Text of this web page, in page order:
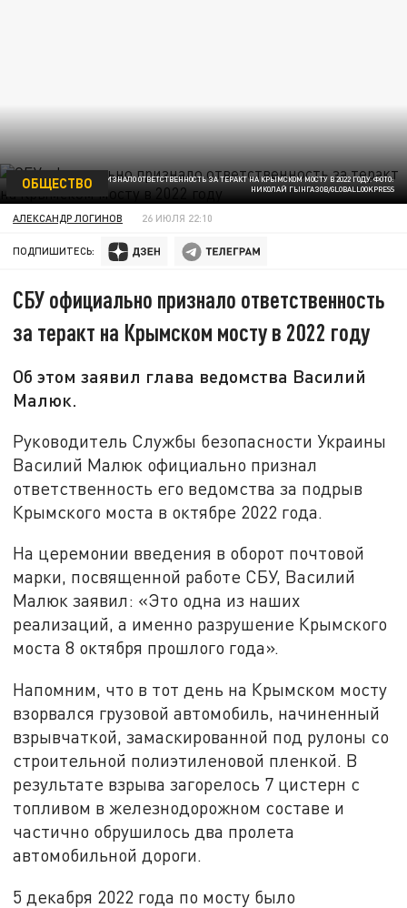
СБУ ОФИЦИАЛЬНО ПРИЗНАЛО ОТВЕТСТВЕННОСТЬ ЗА ТЕРАКТ НА КРЫМСКОМ МОСТУ В 2022 ГОДУ. ФОТО:
НИКОЛАЙ ГЫНГАЗОВ/GLOBALLOOKPRESS
ОБЩЕСТВО
АЛЕКСАНДР ЛОГИНОВ 26 ИЮЛЯ 22:10
ПОДПИШИТЕСЬ:
СБУ официально признало ответственность
за теракт на Крымском мосту в 2022 году
Об этом заявил глава ведомства Василий
Малюк.
Руководитель Службы безопасности Украины
Василий Малюк официально признал
ответственность его ведомства за подрыв
Крымского моста в октябре 2022 года.
На церемонии введения в оборот почтовой
марки, посвященной работе СБУ, Василий
Малюк заявил: «Это одна из наших
реализаций, а именно разрушение Крымского
моста 8 октября прошлого года».
Напомним, что в тот день на Крымском мосту
взорвался грузовой автомобиль, начиненный
взрывчаткой, замаскированной под рулоны со
строительной полиэтиленовой пленкой. В
результате взрыва загорелось 7 цистерн с
топливом в железнодорожном составе и
частично обрушилось два пролета
автомобильной дороги.
5 декабря 2022 года по мосту было